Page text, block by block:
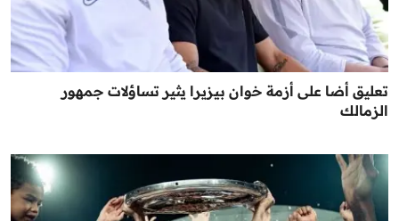
تعليق أضا على أزمة خوان بيزيرا يثير تساؤلات جمهور
الزمالك